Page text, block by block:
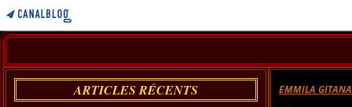
ARTICLES RÉCENTS EMMILA GITANA